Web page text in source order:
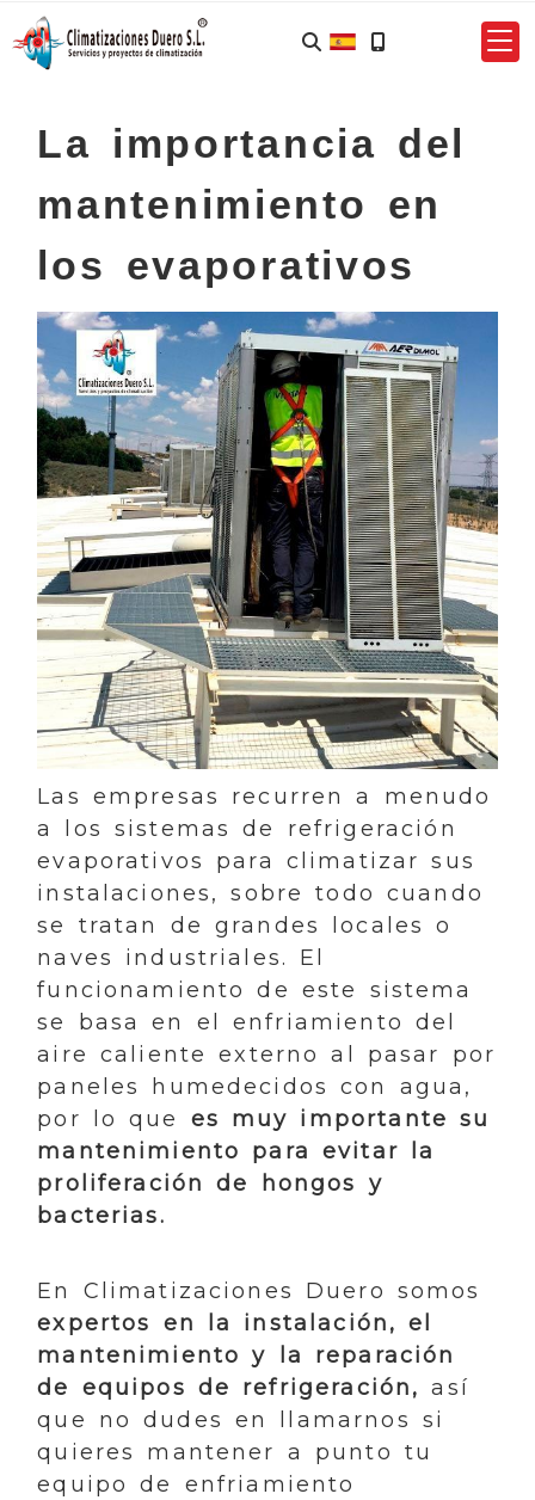
La importancia del
mantenimiento en
los evaporativos
Las empresas recurren a menudo
a los sistemas de refrigeración
evaporativos para climatizar sus
instalaciones, sobre todo cuando
se tratan de grandes locales o
naves industriales. El
funcionamiento de este sistema
se basa en el enfriamiento del
aire caliente externo al pasar por
paneles humedecidos con agua,
por lo que es muy importante su
mantenimiento para evitar la
proliferación de hongos y
bacterias.
En Climatizaciones Duero somos
expertos en la instalación, el
mantenimiento y la reparación
de equipos de refrigeración, así
que no dudes en llamarnos si
quieres mantener a punto tu
equipo de enfriamiento